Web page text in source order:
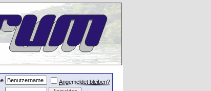
Angemeldet bleiben?